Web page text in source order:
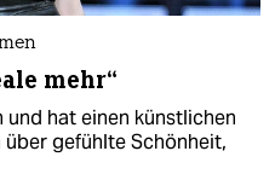
mehr“
und hat einen künstlichen
über gefühlte Schönheit,